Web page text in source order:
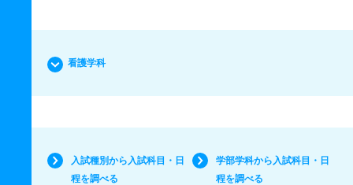
看護学科
入試種別から入試科目・日
程を調べる
学部学科から入試科目・日
程を調べる